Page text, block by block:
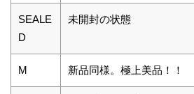
SEALE
D
未開封の状態
M 新品同様。極上美品！！